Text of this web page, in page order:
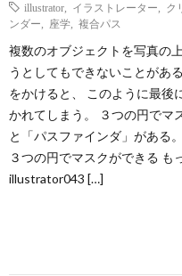
illustrator
イラストレーター ク
ンダー
座学 複合パス
複数のオブジェクトを写真の
うとしてもできないことがあ
をかけると、 このように最後
かれてしまう。 ３つの円でマ
と「パスファインダ」がある
３つの円でマスクができる も
illustrator043 […]